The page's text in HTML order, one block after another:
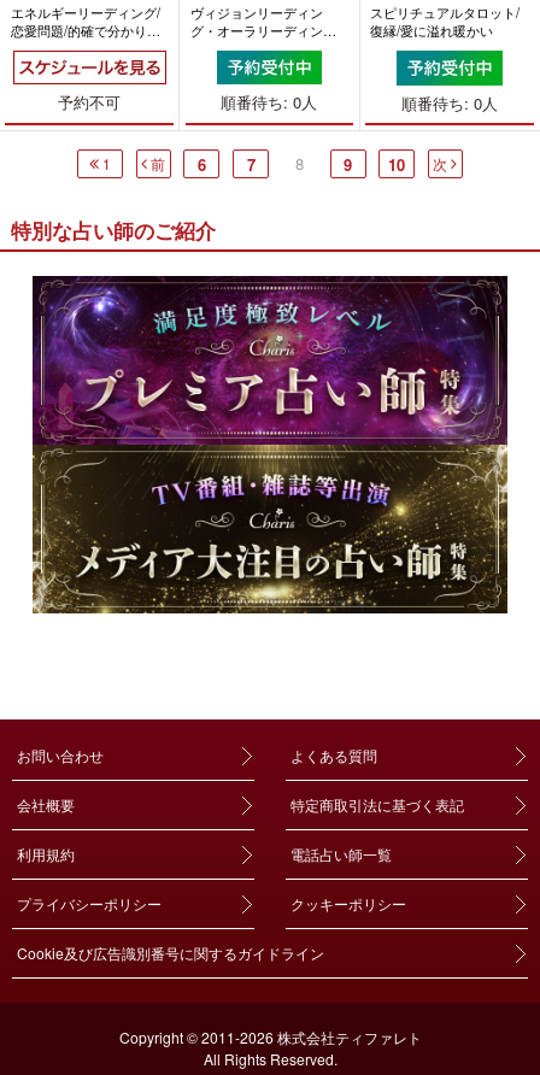
エネルギーリーディング/
恋愛問題/的確で分かりや
すい
予約不可
ヴィジョンリーディン
グ・オーラリーディング/
本音・近未来/とても話し
やすい
順番待ち: 0人
スピリチュアルタロット/
復縁/愛に溢れ暖かい
順番待ち: 0人
1 前 6 7 8 9 10 次
特別な占い師のご紹介
お問い合わせ よくある質問
会社概要 特定商取引法に基づく表記
利用規約 電話占い師一覧
プライバシーポリシー クッキーポリシー
Cookie及び広告識別番号に関するガイドライン
Copyright © 2011-2026 株式会社ティファレト
All Rights Reserved.